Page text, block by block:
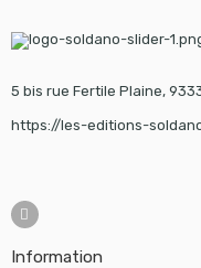
5 bis rue Fertile Plaine,
https://les-editions-
Information